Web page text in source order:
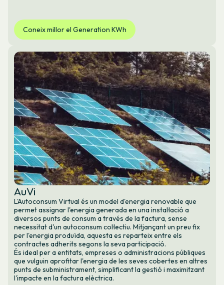
Coneix millor el Generation KWh
AuVi
L'Autoconsum Virtual és un model d'energia renovable que
permet assignar l'energia generada en una instal·lació a
diversos punts de consum a través de la factura, sense
necessitat d'un autoconsum col·lectiu. Mitjançant un preu fix
per l'energia produïda, aquesta es reparteix entre els
contractes adherits segons la seva participació.
És ideal per a entitats, empreses o administracions públiques
que vulguin aprofitar l'energia de les seves cobertes en altres
punts de subministrament, simplificant la gestió i maximitzant
l'impacte en la factura elèctrica.